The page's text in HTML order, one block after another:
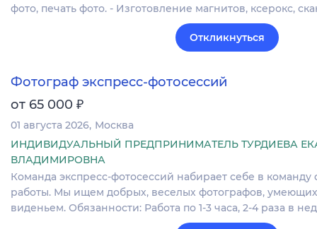
фото, печать фото. - Изготовление магнитов, ксерокс,
Откликнуться
Фотограф экспресс-фотосессий
от 65 000 ₽
01 августа 2026 Москва
ИНДИВИДУАЛЬНЫЙ ПРЕДПРИНИМАТЕЛЬ ТУРДИЕВА
ВЛАДИМИРОВНА
Команда экспресс-фотосессий набирает себе в команду
работы. Мы ищем добрых, веселых фотографов, умеющих
виденьем. Обязанности: Работа по 1-3 часа, 2-4 раза в